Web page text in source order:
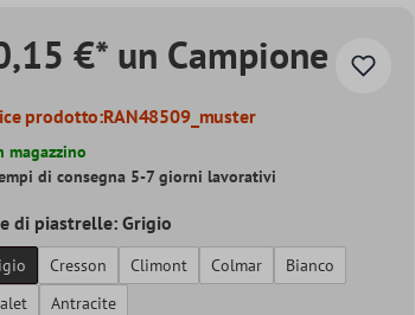
€* un Campione
prodotto:RAN48509_muster
magazzino
di consegna 5-7 giorni lavorativi
di piastrelle: Grigio
Cresson Climont Colmar
Bianco
Antracite